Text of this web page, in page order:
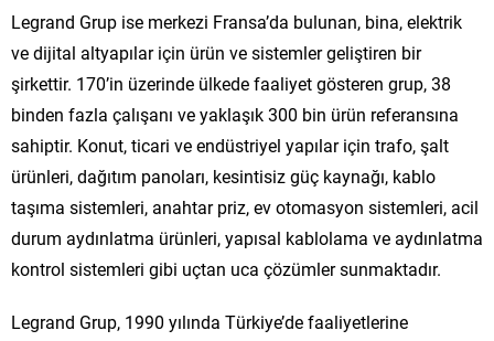
Legrand Grup ise merkezi Fransa’da bulunan, bina, elektrik
ve dijital altyapılar için ürün ve sistemler geliştiren bir
şirkettir. 170’in üzerinde ülkede faaliyet gösteren grup, 38
binden fazla çalışanı ve yaklaşık 300 bin ürün referansına
sahiptir. Konut, ticari ve endüstriyel yapılar için trafo, şalt
ürünleri, dağıtım panoları, kesintisiz güç kaynağı, kablo
taşıma sistemleri, anahtar priz, ev otomasyon sistemleri, acil
durum aydınlatma ürünleri, yapısal kablolama ve aydınlatma
kontrol sistemleri gibi uçtan uca çözümler sunmaktadır.
Legrand Grup, 1990 yılında Türkiye’de faaliyetlerine